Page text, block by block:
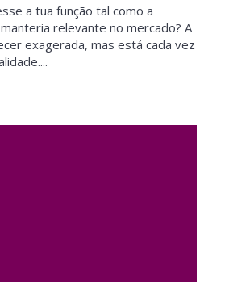
a tua função tal como a
relevante no mercado? A
exagerada, mas está cada vez